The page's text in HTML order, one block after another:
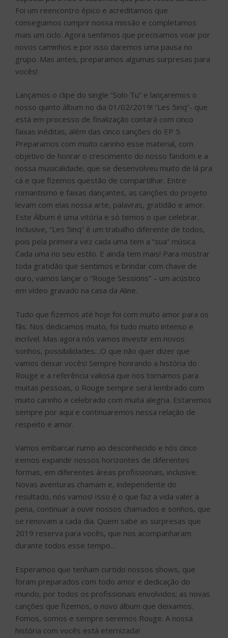
Foi um reencontro épico e acreditamos que
conseguimos cumprir nossa missão e completamos
mais um ciclo. Agora sentimos que precisamos voar por
novos caminhos e por isso daremos uma pausa no
grupo. Mas antes, preparamos algumas surpresas para
vocês!
Lançamos o clipe do single “Solo Tu” e lançaremos o
nosso quinto álbum no dia 01/02/2019! “Les 5inq”- que
está em processo de finalização contará com cinco
faixas inéditas, além das cinco canções do EP 5.
Preparamos com muito carinho esse material, com
objetivo de honrar o crescimento do nosso fandom e a
nossa musicalidade, que se desenvolveu muito de lá pra
cá e que fizemos questão de compartilhar. Entre
romantismo e faixas dançantes, as canções do projeto
levam com elas nossa arte, palavras, gratidão e amor.
Este Álbum é uma vitória e só temos o que celebrar.
Inclusive, “Les 5inq” é um trabalho diferente de todos,
pois pela primeira vez cada uma tem a “sua” música.
Cada uma no seu estilo. E ainda tem mais! Para mostrar
toda gratidão que sentimos e brindar com chave de
ouro, vamos lançar o “Rouge Sessions” – um acústico
em vídeo gravado na casa da Aline.
Tudo que fizemos até hoje foi com muito amor para os
fãs. Nos dedicamos muito, foi tudo muito intenso e
incrível. Mas agora nós vamos investir em novos
sonhos, possibilidades…O que não quer dizer que
vamos deixar vocês! Sempre honrando a história do
Rouge e a referência valiosa que nos tornamos para
muitas pessoas, o Rouge sempre será lembrado com
muito carinho e celebrado com muita alegria. Estaremos
sempre por aqui e continuaremos nessa relação de
respeito e amor.
Vamos embarcar rumo ao desconhecido e nós cinco
iremos expandir nossos horizontes de diferentes
formas, em diferentes áreas profissionais, inclusive.
Novas aventuras chamam e, independente do
resultado, nós vamos! Isso é o que faz a vida valer a
pena, continuar a ouvir nossos chamados e sonhos, que
se renovam a cada dia. Quem sabe as surpresas que
2019 reserva para vocês, que nos acompanharam
durante todos esse tempo…
Esperamos que tenham curtido nossos shows, que
foram preparados com todo amor e dedicação do
mundo, por todos os profissionais envolvidos; as novas
canções que fizemos, o novo álbum que deixamos.
Fomos, somos e sempre seremos Rouge. A nossa
história com vocês está eternizada!